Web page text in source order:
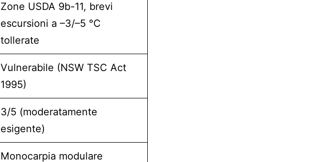
Zone USDA 9b-11, brevi
escursioni a –3/–5 °C
tollerate
Vulnerabile (NSW TSC Act
1995)
3/5 (moderatamente
esigente)
Monocarpia modulare